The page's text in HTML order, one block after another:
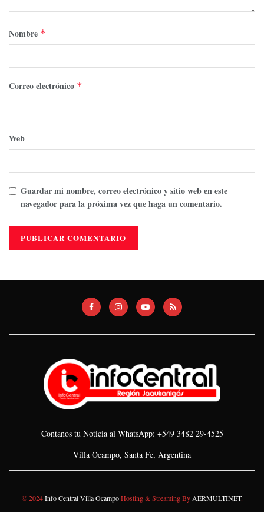
Nombre *
Correo electrónico *
Web
Guardar mi nombre, correo electrónico y sitio web en este
navegador para la próxima vez que haga un comentario.
Contanos tu Noticia al WhatsApp: +549 3482 29-4525
Villa Ocampo, Santa Fe, Argentina
© 2024Info Central Villa OcampoHosting & Streaming ByAERMULTINET.